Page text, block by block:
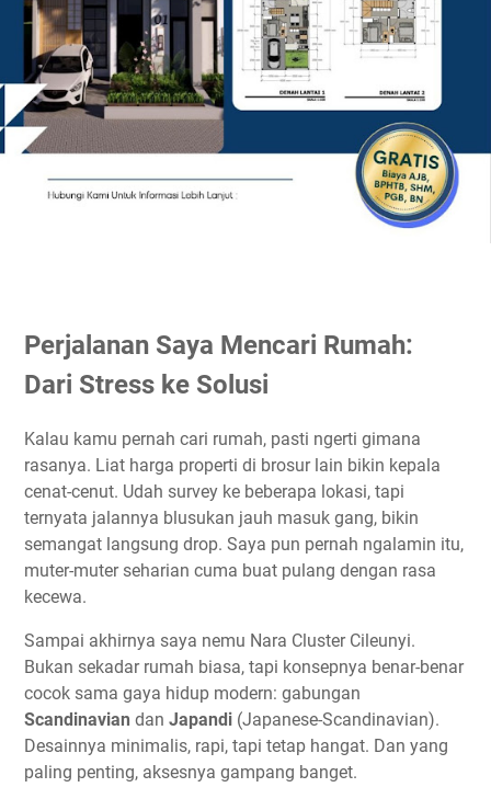
Perjalanan Saya Mencari Rumah:
Dari Stress ke Solusi
Kalau kamu pernah cari rumah, pasti ngerti gimana
rasanya. Liat harga properti di brosur lain bikin kepala
cenat-cenut. Udah survey ke beberapa lokasi, tapi
ternyata jalannya blusukan jauh masuk gang, bikin
semangat langsung drop. Saya pun pernah ngalamin itu,
muter-muter seharian cuma buat pulang dengan rasa
kecewa.
Sampai akhirnya saya nemu Nara Cluster Cileunyi.
Bukan sekadar rumah biasa, tapi konsepnya benar-benar
cocok sama gaya hidup modern: gabungan
Scandinavian dan Japandi (Japanese-Scandinavian).
Desainnya minimalis, rapi, tapi tetap hangat. Dan yang
paling penting, aksesnya gampang banget.